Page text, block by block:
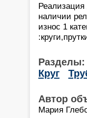
наличии
износ 1
Разделы:
Круг
Автор
Мария